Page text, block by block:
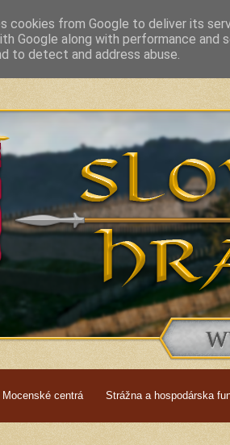
Settlements in Slovakia and related
Mocenské centrá Strážna a hospodárska
cookies from Google to deliver its
Google along with performance
to detect and address abuse.